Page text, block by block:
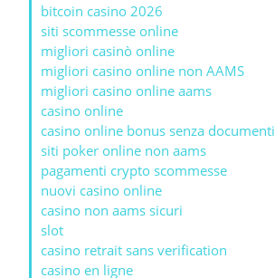
bitcoin casino 2026
siti scommesse online
migliori casinò online
migliori casino online non AAMS
migliori casino online aams
casino online
casino online bonus senza documenti
siti poker online non aams
pagamenti crypto scommesse
nuovi casino online
casino non aams sicuri
slot
casino retrait sans verification
casino en ligne